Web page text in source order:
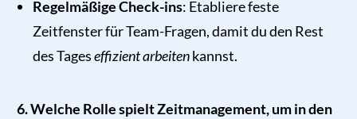
Regelmäßige Check-ins: Etabliere feste
Zeitfenster für Team-Fragen, damit du den Rest
des Tageseffizient arbeitenkannst.
6. Welche Rolle spielt Zeitmanagement, um in den